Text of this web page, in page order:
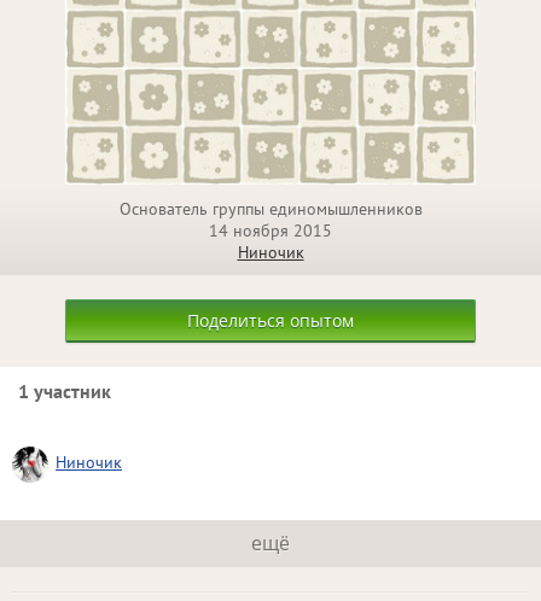
Основатель группы единомышленников
14 ноября 2015
Ниночик
Поделиться опытом
1 участник
Ниночик
ещё